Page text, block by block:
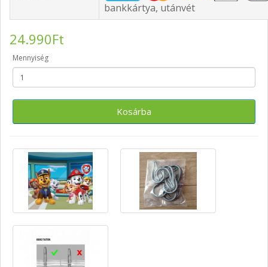
bankkártya, utánvét
24.990Ft
Mennyiség
Kosárba